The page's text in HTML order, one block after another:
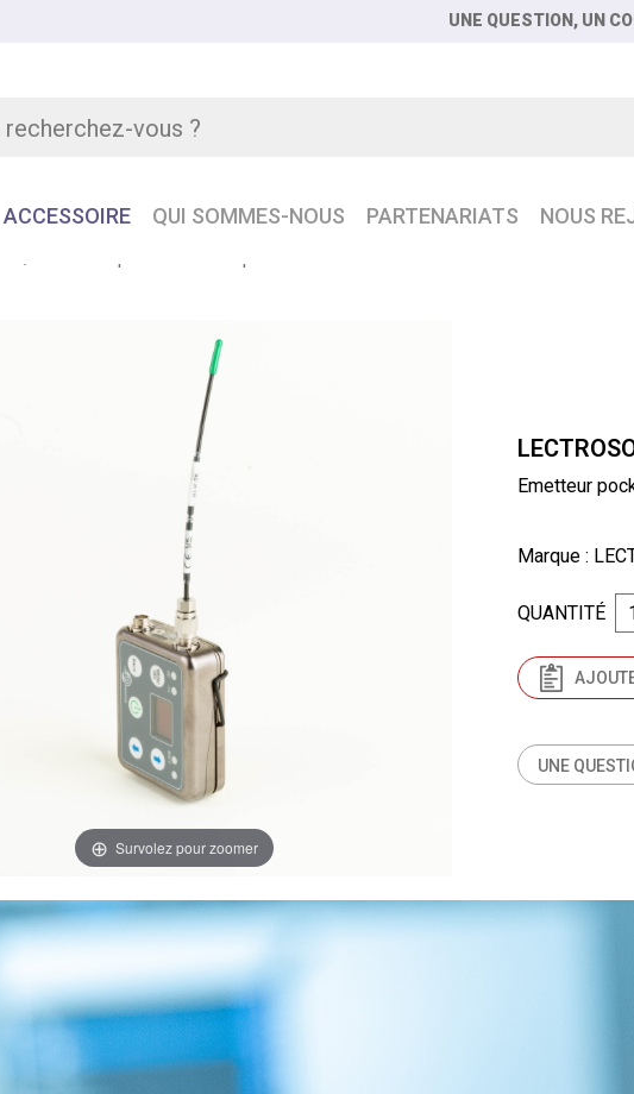
UNE QUESTION, UN
ACCESSOIRE QUI SOMMES-NOUS PARTENARIATS NOUS
Survolez pour zoomer
Emetteur
Marque :
UNE
QUANTITÉ